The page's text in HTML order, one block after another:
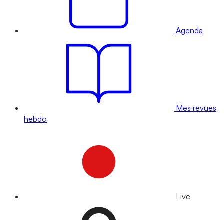
Agenda
Mes revues
hebdo
Live